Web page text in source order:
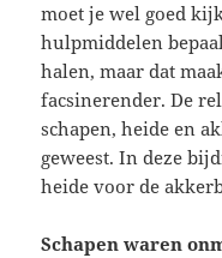
moet je wel goed
hulpmiddelen
halen, maar dat
facsinerender. De
schapen, heide en
geweest. In deze
heide voor de
Schapen waren